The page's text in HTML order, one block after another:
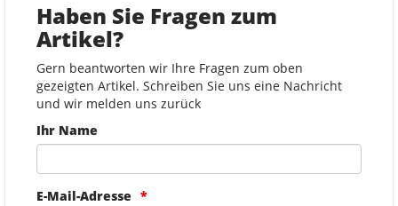
Haben Sie Fragen zum
Artikel?
Gern beantworten wir Ihre Fragen zum oben
gezeigten Artikel. Schreiben Sie uns eine Nachricht
und wir melden uns zurück
Ihr Name
E-Mail-Adresse